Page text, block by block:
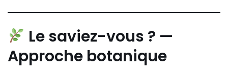
Le saviez-vous ? —
Approche botanique